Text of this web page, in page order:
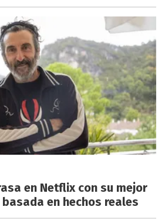
en Netflix con su mejor
en hechos reales